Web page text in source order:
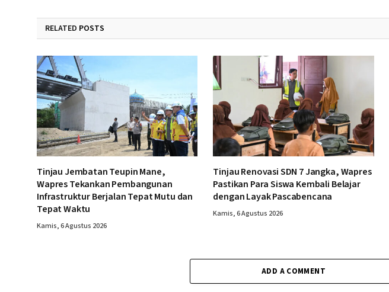
RELATED POSTS
Tinjau Jembatan Teupin Mane,
Wapres Tekankan Pembangunan
Infrastruktur Berjalan Tepat Mutu dan
Tepat Waktu
Kamis, 6 Agustus 2026
Tinjau Renovasi SDN 7 Jangka, Wapres
Pastikan Para Siswa Kembali Belajar
dengan Layak Pascabencana
Kamis, 6 Agustus 2026
ADD A COMMENT